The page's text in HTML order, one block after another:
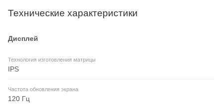
Технические характеристики
Дисплей
Технология изготовления матрицы
IPS
Частота обновления экрана
120 Гц